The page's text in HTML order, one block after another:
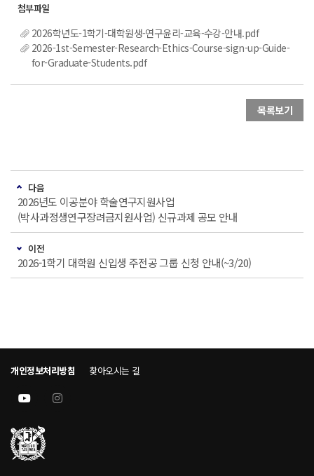
2026학년도-1학기-대학원생-연구윤리-교육-수강-안내.pdf
2026-1st-Semester-Research-Ethics-Course-sign-up-Guide-
for-Graduate-Students.pdf
목록보기
다음
2026년도 이공분야 학술연구지원사업
(박사과정생연구장려금지원사업) 신규과제 공모 안내
이전
2026-1학기 대학원 신입생 주전공 그룹 신청 안내(~3/20)
개인정보처리방침 찾아오시는 길